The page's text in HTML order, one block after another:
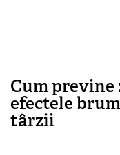
Cum previne
efectele
târzii